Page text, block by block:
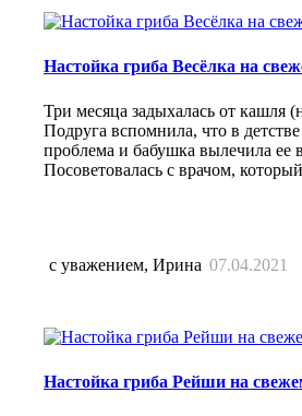
Настойка гриба Весёлка на
Три месяца задыхалась от кашля
Подруга вспомнила, что в
проблема и бабушка вылечила ее
Посоветовалась с врачом,
с уважением, Ирина 07.04.2021
Настойка гриба Рейши на